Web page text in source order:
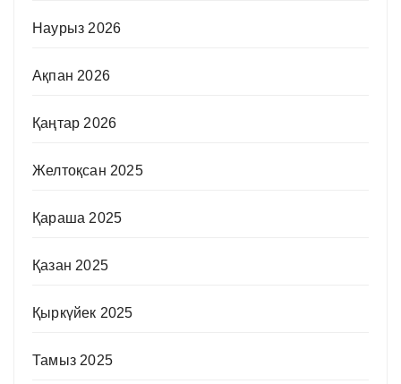
Наурыз 2026
Ақпан 2026
Қаңтар 2026
Желтоқсан 2025
Қараша 2025
Қазан 2025
Қыркүйек 2025
Тамыз 2025